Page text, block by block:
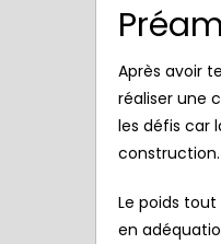
Après avoir
réaliser une
les défis car
construction.
Le poids
en